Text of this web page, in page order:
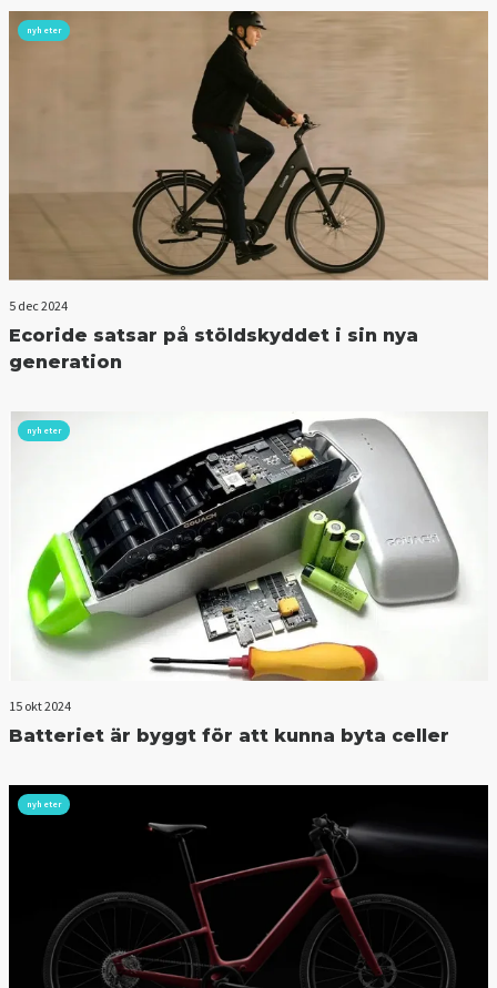
nyheter
5 dec 2024
Ecoride satsar på stöldskyddet i sin nya
generation
nyheter
15 okt 2024
Batteriet är byggt för att kunna byta celler
nyheter